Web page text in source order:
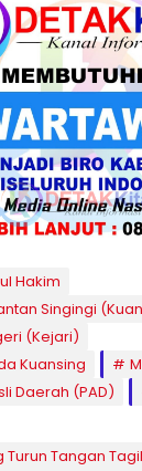
Hakim
Singingi
(Kejari)
Kuansing
Daerah (PAD)
Turun Tangan